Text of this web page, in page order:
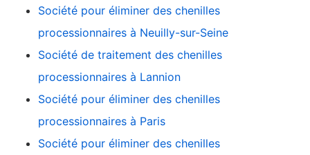
Société pour éliminer des chenilles
processionnaires à Neuilly-sur-Seine
Société de traitement des chenilles
processionnaires à Lannion
Société pour éliminer des chenilles
processionnaires à Paris
Société pour éliminer des chenilles